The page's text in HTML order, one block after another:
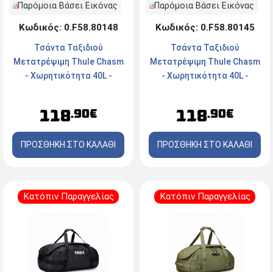
Παρόμοια Βάσει Εικόνας
Κωδικός: 0.F58.80148
Τσάντα Ταξιδιού
Μετατρέψιμη Thule Chasm
- Χωρητικότητα 40L -
118.90€
ΠΡΟΣΘΗΚΗ ΣΤΟ ΚΑΛΑΘΙ
Παρόμοια Βάσει Εικόνας
Κωδικός: 0.F58.80145
Τσάντα Ταξιδιού
Μετατρέψιμη Thule Chasm
- Χωρητικότητα 40L -
118.90€
ΠΡΟΣΘΗΚΗ ΣΤΟ ΚΑΛΑΘΙ
Κατόπιν Παραγγελίας Κατόπιν Παραγγελίας